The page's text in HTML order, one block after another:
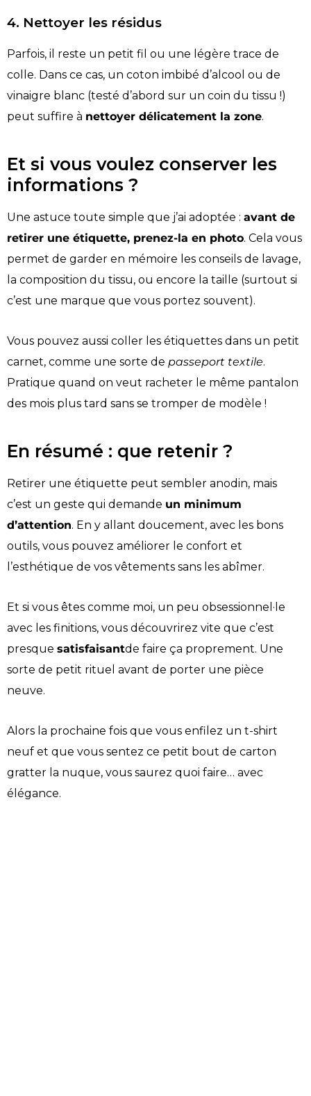
4. Nettoyer les résidus
Parfois, il reste un petit fil ou une légère trace de
colle. Dans ce cas, un coton imbibé d’alcool ou de
vinaigre blanc (testé d’abord sur un coin du tissu !)
peut suffire à nettoyer délicatement la zone.
Et si vous voulez conserver les
informations ?
Une astuce toute simple que j’ai adoptée : avant de
retirer une étiquette, prenez-la en photo. Cela vous
permet de garder en mémoire les conseils de lavage,
la composition du tissu, ou encore la taille (surtout si
c’est une marque que vous portez souvent).
Vous pouvez aussi coller les étiquettes dans un petit
carnet, comme une sorte de passeport textile.
Pratique quand on veut racheter le même pantalon
des mois plus tard sans se tromper de modèle !
En résumé : que retenir ?
Retirer une étiquette peut sembler anodin, mais
c’est un geste qui demande un minimum
d’attention. En y allant doucement, avec les bons
outils, vous pouvez améliorer le confort et
l’esthétique de vos vêtements sans les abîmer.
Et si vous êtes comme moi, un peu obsessionnel·le
avec les finitions, vous découvrirez vite que c’est
presque satisfaisantde faire ça proprement. Une
sorte de petit rituel avant de porter une pièce
neuve.
Alors la prochaine fois que vous enfilez un t-shirt
neuf et que vous sentez ce petit bout de carton
gratter la nuque, vous saurez quoi faire… avec
élégance.